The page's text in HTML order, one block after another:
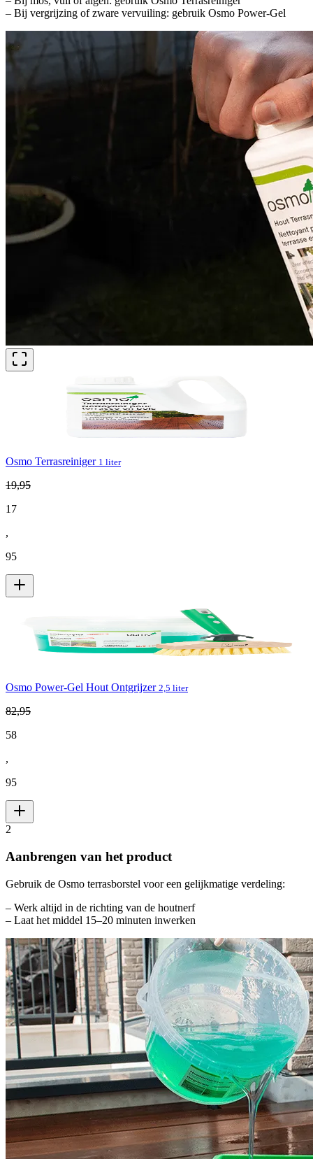
– Bij vergrijzing of zware vervuiling: gebruik Osmo Power-Gel
Osmo Terrasreiniger 1 liter
19,95
17
,
95
Osmo Power-Gel Hout Ontgrijzer 2,5 liter
82,95
58
,
95
2
Aanbrengen van het product
Gebruik de Osmo terrasborstel voor een gelijkmatige verdeling:
– Werk altijd in de richting van de houtnerf
– Laat het middel 15–20 minuten inwerken